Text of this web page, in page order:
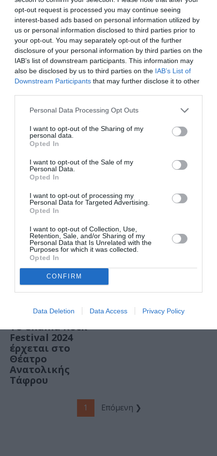
opt-out request is processed you may continue seeing
interest-based ads based on personal information utilized by
us or personal information disclosed to third parties prior to
your opt-out. You may separately opt-out of the further
disclosure of your personal information by third parties on the
IAB’s list of downstream participants. This information may
also be disclosed by us to third parties on the IAB’s List of
Downstream Participants that may further disclose it to other
Personal Data Processing Opt Outs
I want to opt-out of the Sharing of my
personal data.
Opted In
I want to opt-out of the Sale of my
Personal Data.
Opted In
I want to opt-out of processing my
Personal Data for Targeted Advertising.
Opted In
I want to opt-out of Collection, Use,
Retention, Sale, and/or Sharing of my
Personal Data that Is Unrelated with the
Purposes for which it was collected.
Opted In
CONFIRM
Data Deletion Data Access Privacy Policy
Κύτταρο
ΜΟΥΣΙΚΗ / ΜΟΥΣΙΚΑ ΝΕΑ
Magic de Spell,
Τσοπάνα Rave,
Frank Panx &
Σαλταδόροι στο
Κύτταρο
ΜΟΥΣΙΚΗ / ΜΟΥΣΙΚΑ ΝΕΑ
Παύλο
Σιδηρόπουλο στο
ΦΕΣΤΙΒΑΛ / ΝΕΑ
Το Chania Rock
Festival 2024
έρχεται στο
Θέατρο
Ανατολικής
Τάφρου
Τεχνόπολη
Δήμου Αθηναίων:
Το πρόγραμμα
2024
1 Επόμενη ❯